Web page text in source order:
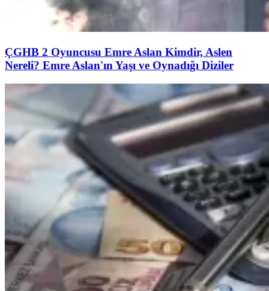
ÇGHB 2 Oyuncusu Emre Aslan Kimdir, Aslen
Nereli? Emre Aslan'ın Yaşı ve Oynadığı Diziler